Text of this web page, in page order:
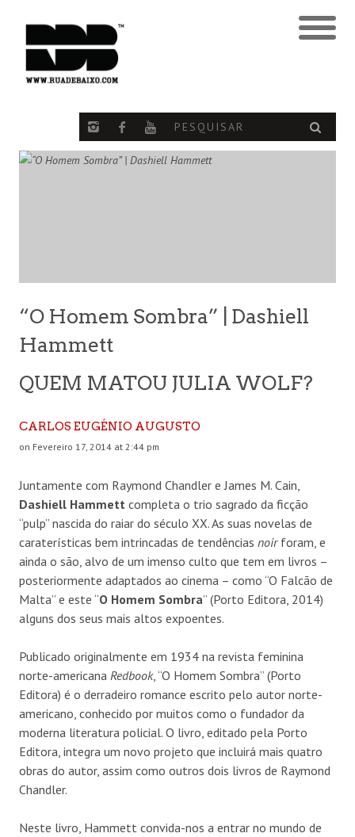
“O Homem Sombra” | Dashiell
Hammett
QUEM MATOU JULIA WOLF?
CARLOS EUGÉNIO AUGUSTO
on Fevereiro 17, 2014 at 2:44 pm
Juntamente com Raymond Chandler e James M. Cain,
Dashiell Hammett completa o trio sagrado da ficção
“pulp” nascida do raiar do século XX. As suas novelas de
caraterísticas bem intrincadas de tendências noirforam, e
ainda o são, alvo de um imenso culto que tem em livros –
posteriormente adaptados ao cinema – como “O Falcão de
Malta” e este “O Homem Sombra” (Porto Editora, 2014)
alguns dos seus mais altos expoentes.
Publicado originalmente em 1934 na revista feminina
norte-americana Redbook, “O Homem Sombra” (Porto
Editora) é o derradeiro romance escrito pelo autor norte-
americano, conhecido por muitos como o fundador da
moderna literatura policial. O livro, editado pela Porto
Editora, integra um novo projeto que incluirá mais quatro
obras do autor, assim como outros dois livros de Raymond
Chandler.
Neste livro, Hammett convida-nos a entrar no mundo de